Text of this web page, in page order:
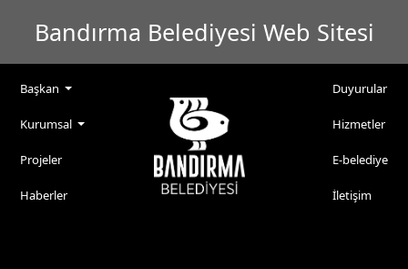
Bandırma Belediyesi Web Sitesi
Başkan
Kurumsal
Projeler
Haberler
Duyurular
Hizmetler
E-belediye
İletişim